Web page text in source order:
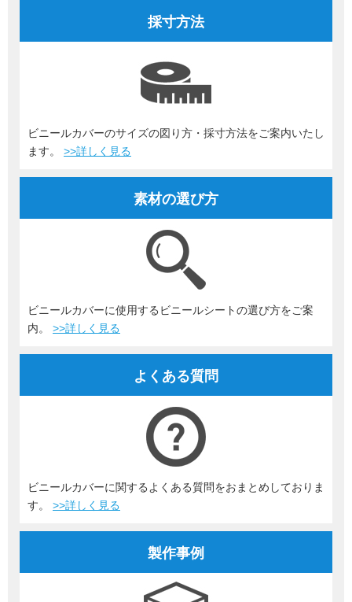
採寸方法
ビニールカバーのサイズの図り方・採寸方法をご案内いたし
ます。 >>詳しく見る
素材の選び方
ビニールカバーに使用するビニールシートの選び方をご案
内。 >>詳しく見る
よくある質問
ビニールカバーに関するよくある質問をおまとめしておりま
す。 >>詳しく見る
製作事例